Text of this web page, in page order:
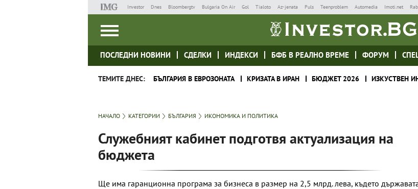
Investor Dnes Bloombergtv Bulgaria On Air Gol Tialoto Az-jenata Puls Teenproblem Automedia Imoti.net
ПОСЛЕДНИ НОВИНИ СДЕЛКИ ИНДЕКСИ БФБ В РЕАЛНО ВРЕМЕ ФОРУМ
ТЕМИТЕ ДНЕС: БЪЛГАРИЯ В ЕВРОЗОНАТА КРИЗАТА В ИРАН БЮДЖЕТ 2026 ИЗКУСТВЕН
НАЧАЛО КАТЕГОРИИ БЪЛГАРИЯ ИКОНОМИКА И ПОЛИТИКА
Служебният кабинет подготвя актуализация на
бюджета
Ще има гаранционна програма за бизнеса в размер на 2,5 млрд. лева, където